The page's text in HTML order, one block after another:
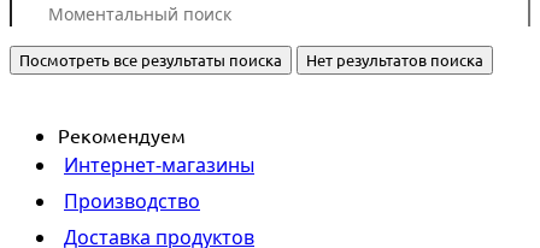
Посмотреть все результаты поиска Нет результатов поиска
Рекомендуем
Интернет-магазины
Производство
Доставка продуктов